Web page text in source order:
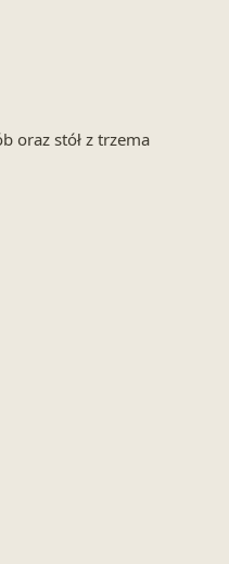
oraz stół z trzema